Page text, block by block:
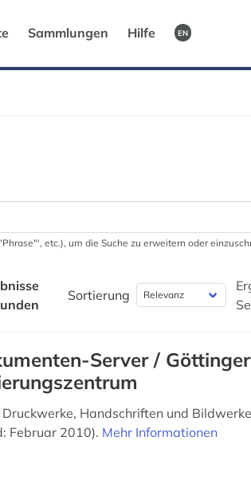
Sammlungen Hilfe EN
etc.), um die Suche zu erweitern oder
Sortierung
Server / Göttinger
Handschriften und
Februar 2010). Mehr Informationen